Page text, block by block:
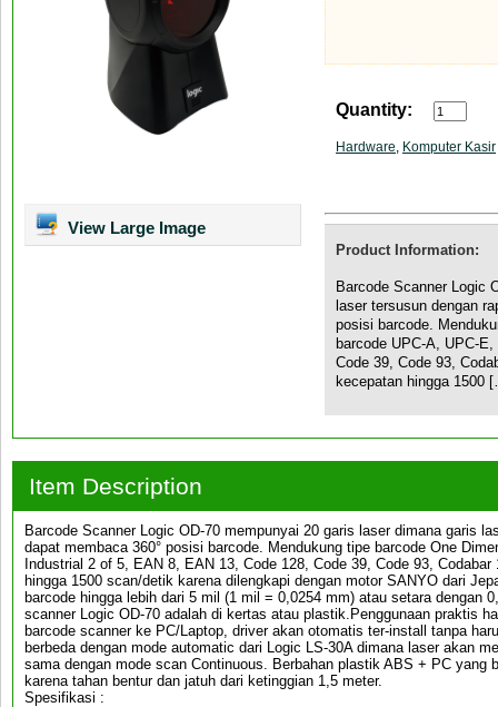
View Large Image
Quantity:
Hardware, Komputer Kasir
Product Information:
Barcode Scanner Logic
laser tersusun dengan
posisi barcode.
barcode UPC-A, UPC-
Code 39, Code 93,
kecepatan hingga 1500
Item Description
Barcode Scanner Logic OD-70 mempunyai 20 garis laser dimana garis
dapat membaca 360° posisi barcode. Mendukung tipe barcode One
Industrial 2 of 5, EAN 8, EAN 13, Code 128, Code 39, Code 93,
hingga 1500 scan/detik karena dilengkapi dengan motor SANYO dari
barcode hingga lebih dari 5 mil (1 mil = 0,0254 mm) atau setara dengan
scanner Logic OD-70 adalah di kertas atau plastik.Penggunaan praktis
barcode scanner ke PC/Laptop, driver akan otomatis ter-install tanpa
berbeda dengan mode automatic dari Logic LS-30A dimana laser akan
sama dengan mode scan Continuous. Berbahan plastik ABS + PC yang
karena tahan bentur dan jatuh dari ketinggian 1,5 meter.
Spesifikasi :